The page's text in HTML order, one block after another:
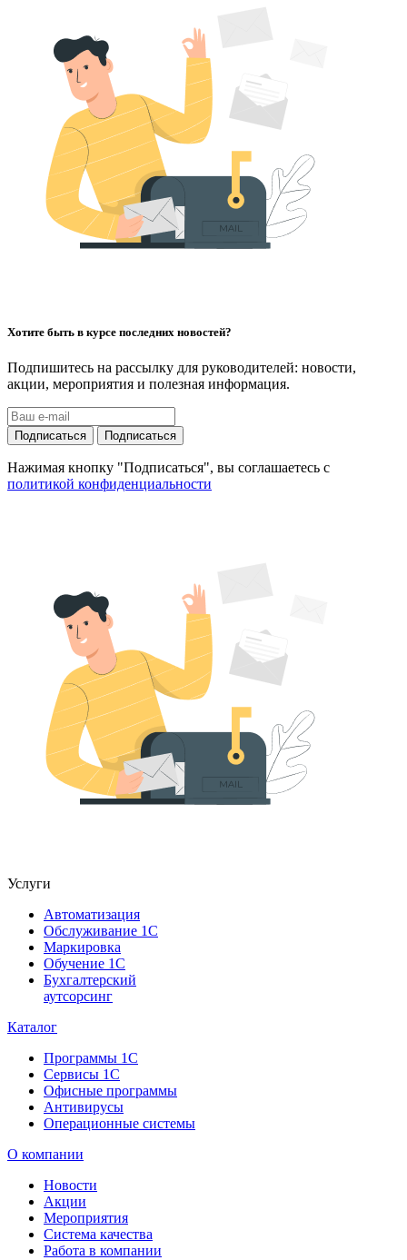
Хотите быть в курсе последних новостей?
Подпишитесь на рассылку для руководителей: новости,
акции, мероприятия и полезная информация.
Подписаться Подписаться
Нажимая кнопку "Подписаться", вы соглашаетесь с
политикой конфиденциальности
Услуги
Автоматизация
Обслуживание 1С
Маркировка
Обучение 1С
Бухгалтерский
аутсорсинг
Каталог
Программы 1С
Сервисы 1С
Офисные программы
Антивирусы
Операционные системы
О компании
Новости
Акции
Мероприятия
Система качества
Работа в компании